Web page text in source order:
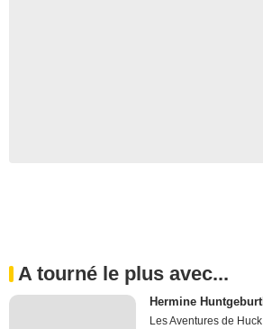
A tourné le plus avec...
Hermine
Les Aventures de